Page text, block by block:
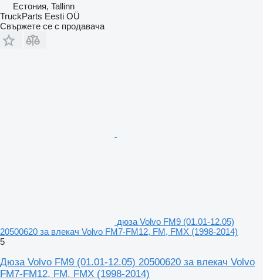
Естония, Tallinn
TruckParts Eesti OÜ
Свържете се с продавача
дюза Volvo FM9 (01.01-12.05)
20500620 за влекач Volvo FM7-FM12, FM, FMX (1998-2014)
5
Дюза Volvo FM9 (01.01-12.05) 20500620 за влекач Volvo
FM7-FM12, FM, FMX (1998-2014)